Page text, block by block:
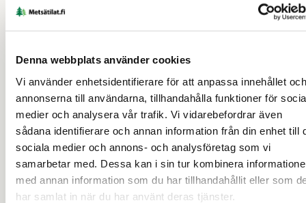
Denna webbplats använder cookies
Vi använder enhetsidentifierare för att anpassa innehållet och
annonserna till användarna, tillhandahålla funktioner för
medier och analysera vår trafik. Vi vidarebefordrar även
sådana identifierare och annan information från din enhet till
sociala medier och annons- och analysföretag som vi
samarbetar med. Dessa kan i sin tur kombinera
med annan information som du har tillhandahållit eller som
har samlat in när du har använt deras tjänster.
SKOGSFASTIGHET (FASTIGHET)